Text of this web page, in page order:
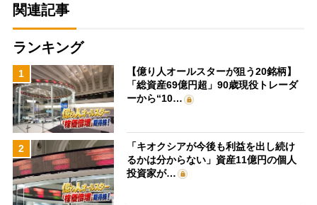
関連記事
ランキング
1
【億り人オールスターが狙う20銘柄】
「総資産69億円超」90歳現役トレーダ
ーから“10…
2
「キオクシアが今後も利益を出し続け
るかは分からない」資産11億円の個人
投資家が…